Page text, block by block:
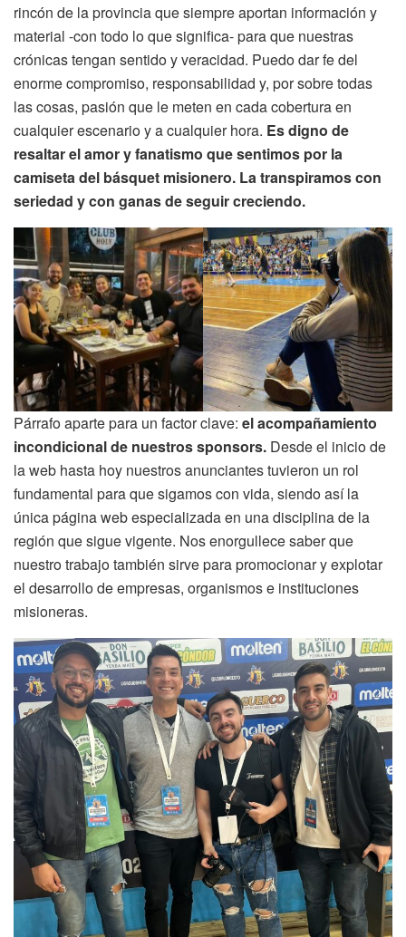
rincón de la provincia que siempre aportan información y
material -con todo lo que significa- para que nuestras
crónicas tengan sentido y veracidad. Puedo dar fe del
enorme compromiso, responsabilidad y, por sobre todas
las cosas, pasión que le meten en cada cobertura en
cualquier escenario y a cualquier hora. Es digno de
resaltar el amor y fanatismo que sentimos por la
camiseta del básquet misionero. La transpiramos con
seriedad y con ganas de seguir creciendo.
Párrafo aparte para un factor clave: el acompañamiento
incondicional de nuestros sponsors. Desde el inicio de
la web hasta hoy nuestros anunciantes tuvieron un rol
fundamental para que sigamos con vida, siendo así la
única página web especializada en una disciplina de la
región que sigue vigente. Nos enorgullece saber que
nuestro trabajo también sirve para promocionar y explotar
el desarrollo de empresas, organismos e instituciones
misioneras.